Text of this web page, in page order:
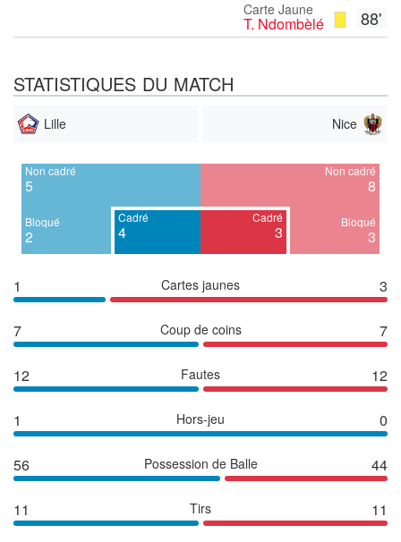
88'
Carte Jaune
T. Ndombèlé
STATISTIQUES DU MATCH
Lille Nice
Non cadré
5
Bloqué
2
Cadré
4
Cadré
3
Non cadré
8
Bloqué
3
1 Cartes jaunes 3
7 Coup de coins 7
12 Fautes 12
1 Hors-jeu 0
56 Possession de Balle 44
11 Tirs 11